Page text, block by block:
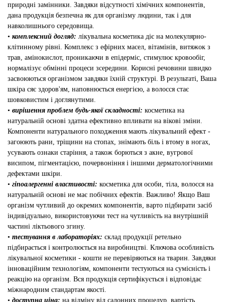
природні замінники. Завдяки відсутності хімічних компонентів,
дана продукція безпечна як для організму людини, так і для
навколишнього середовища.
• комплексний догляд: лікувальна косметика діє на молекулярно-
клітинному рівні. Комплекс з ефірних масел, вітамінів, витяжок з
трав, амінокислот, проникаючи в епідерміс, стимулює кровообіг,
нормалізує обмінні процеси зсередини. Корисні речовини швидко
засвоюються організмом завдяки їхній структурі. В результаті, Ваша
шкіра сяє здоров'ям, наповнюється енергією, а волосся стає
шовковистим і доглянутими.
• вирішення проблем будь-якої складності: косметика на
натуральній основі здатна ефективно впливати на вікові зміни.
Компоненти натурального походження мають лікувальний ефект -
загоюють рани, тріщини на стопах, знімають біль і втому в ногах,
усувають ознаки старіння, а також борються з акне, вугрової
висипом, пігментацією, почервоніння і іншими дерматологічними
дефектами шкіри.
• гіпоалергенні властивості: косметика для особи, тіла, волосся на
натуральній основі не має побічних ефектів. Важливо! Якщо Ваш
організм чутливий до окремих компонентів, варто підбирати засіб
індивідуально, використовуючи тест на чутливість на внутрішній
частині ліктьового згину.
• тестування в лабораторіях: склад продукції ретельно
підбирається і контролюється на виробництві. Ключова особливість
лікувальної косметики - кошти не перевіряються на тварин. Завдяки
інноваційним технологіям, компоненти тестуються на сумісність і
реакцію на організм. Вся продукція сертифікується і відповідає
міжнародним стандартам якості.
• доступна ціна: на відміну від салонних процедур, вартість